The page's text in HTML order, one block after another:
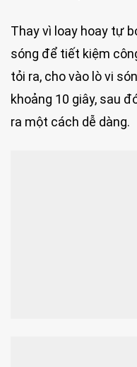
Thay vì loay hoay tự
sóng để tiết kiệm
tỏi ra, cho vào lò vi
khoảng 10 giây, sau
ra một cách dễ dàng.